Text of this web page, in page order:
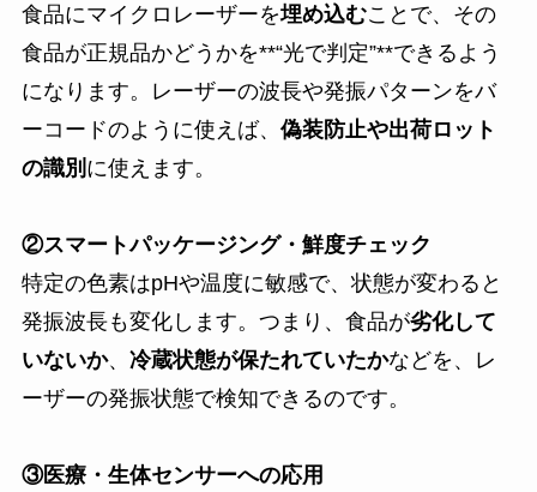
食品にマイクロレーザーを埋め込むことで、その
食品が正規品かどうかを**“光で判定”**できるよう
になります。レーザーの波長や発振パターンをバ
ーコードのように使えば、 偽装防止や出荷ロット
の識別 に使えます。
②スマートパッケージング・鮮度チェック
特定の色素はpHや温度に敏感で、状態が変わると
発振波長も変化します。つまり、食品が劣化して
いないか、 冷蔵状態が保たれていたかなどを、レ
ーザーの発振状態で検知できるのです。
③医療・生体センサーへの応用